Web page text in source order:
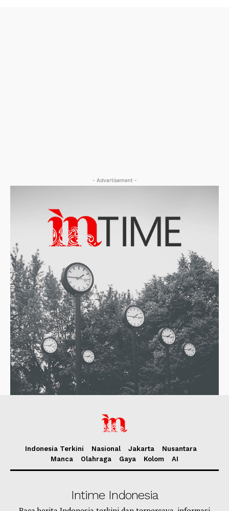
- Advertisement -
Indonesia Terkini Nasional Jakarta
Nusantara
Manca
Olahraga Gaya Kolom AI
Intime Indonesia